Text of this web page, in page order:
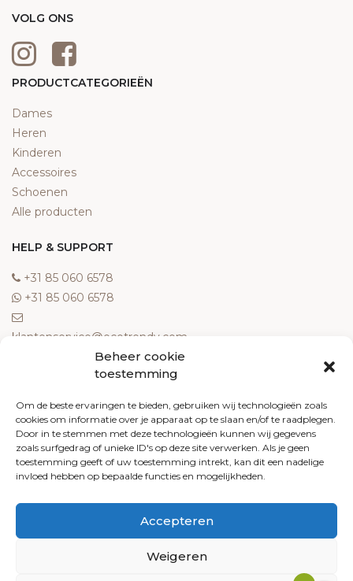
Beheer cookie
toestemming
Om de beste ervaringen te bieden, gebruiken wij technologieën zoals
cookies om informatie over je apparaat op te slaan en/of te raadplegen.
Door in te stemmen met deze technologieën kunnen wij gegevens
zoals surfgedrag of unieke ID's op deze site verwerken. Als je geen
toestemming geeft of uw toestemming intrekt, kan dit een nadelige
invloed hebben op bepaalde functies en mogelijkheden.
Accepteren
Weigeren
VOLG ONS
PRODUCTCATEGORIEËN
Dames
Heren
Kinderen
Accessoires
Schoenen
Alle producten
HELP & SUPPORT
‎+31 85 060 6578
‎+31 85 060 6578
klantenservice@ecotrendy.com
Meest gestelde vragen
Contact
Algemene voorwaarden
Retourneren
Klachten
Privacy policy